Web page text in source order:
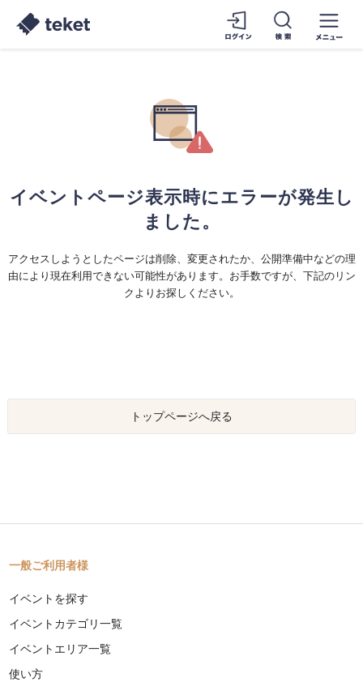
イベントページ表示時にエラーが発生し
ました。
アクセスしようとしたページは削除、変更されたか、公開準備中などの理
由により現在利用できない可能性があります。お手数ですが、下記のリン
クよりお探しください。
トップページへ戻る
一般ご利用者様
イベントを探す
イベントカテゴリ一覧
イベントエリア一覧
使い方